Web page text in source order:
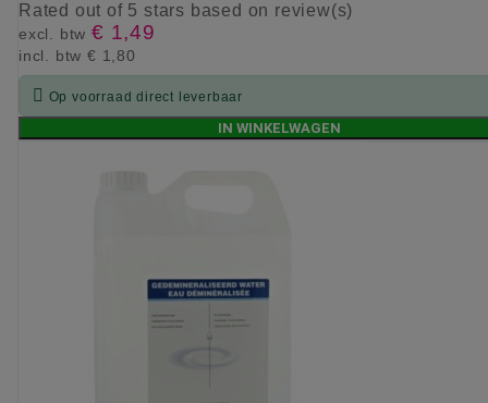
Rated out of 5 stars based on review(s)
excl. btw € 1,49
incl. btw € 1,80
 Op voorraad direct leverbaar
IN WINKELWAGEN